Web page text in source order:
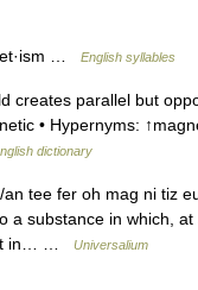
… English syllables
creates parallel but
• Hypernyms:
dictionary
tee fer oh mag ni tiz
a substance in which,
in… …
Universalium